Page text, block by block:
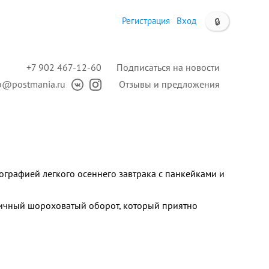
🔒
Регистрация Вход
Подписаться на новости
Отзывы и предложения
+7 902 467-12-60
легкого осеннего завтрака с панкейками и
шороховатый оборот, который приятно